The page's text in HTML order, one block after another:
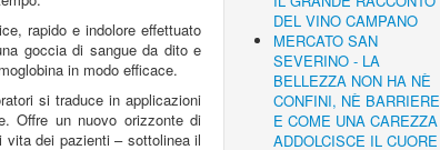
rapido e indolore effettuato
goccia di sangue da dito e
in modo efficace.
si traduce in applicazioni
Offre un nuovo orizzonte di
vita dei pazienti – sottolinea il
DEL VINO CAMPANO
MERCATO SAN
SEVERINO - LA
BELLEZZA NON HA NÈ
CONFINI, NÈ BARRIERE
E COME UNA CAREZZA
ADDOLCISCE IL CUORE